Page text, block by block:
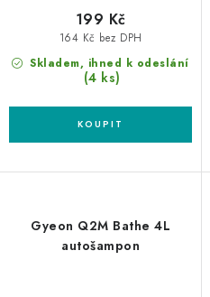
Skladem, ihned k odeslání
(4 ks)
164 Kč bez DPH
199 Kč
Gyeon Q2M Bathe 4L
autošampon